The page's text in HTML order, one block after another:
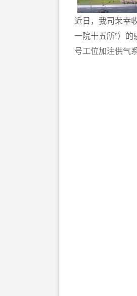
近日，我司荣幸
一院十五所”）
号工位加注供气